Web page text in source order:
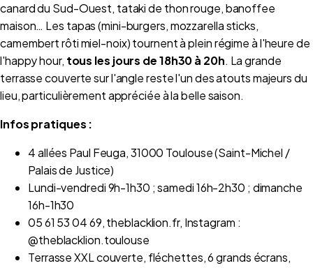
canard du Sud-Ouest, tataki de thon rouge, banoffee
maison… Les tapas (mini-burgers, mozzarella sticks,
camembert rôti miel-noix) tournent à plein régime à l'heure de
l'happy hour, tous les jours de 18h30 à 20h. La grande
terrasse couverte sur l'angle reste l'un des atouts majeurs du
lieu, particulièrement appréciée à la belle saison.
Infos pratiques :
4 allées Paul Feuga, 31000 Toulouse (Saint-Michel /
Palais de Justice)
Lundi-vendredi 9h-1h30 ; samedi 16h-2h30 ; dimanche
16h-1h30
05 61 53 04 69, theblacklion.fr, Instagram :
@theblacklion.toulouse
Terrasse XXL couverte, fléchettes, 6 grands écrans,